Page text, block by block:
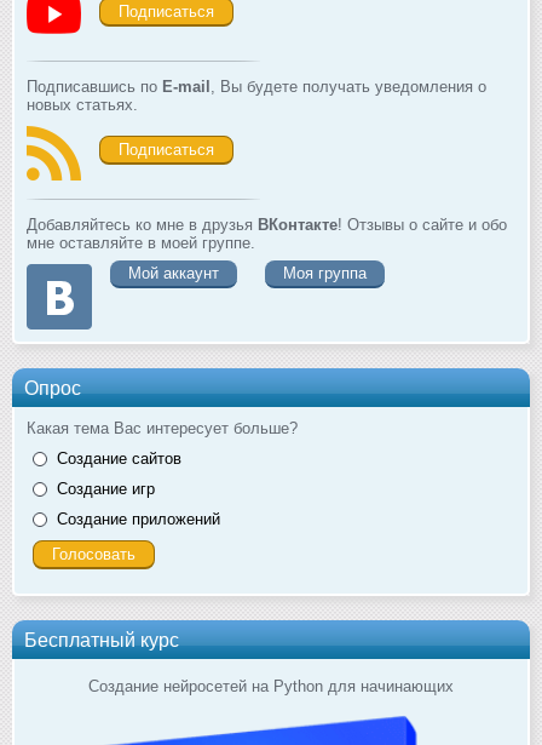
Подписаться
Подписавшись по E-mail
, Вы будете получать уведомления о
новых статьях.
Подписаться
Добавляйтесь ко мне в друзья ВКонтакте! Отзывы о сайте и обо
мне оставляйте в моей группе.
Мой аккаунт
Моя группа
Опрос
Какая тема Вас интересует больше?
Создание сайтов
Создание игр
Создание приложений
Бесплатный курс
Создание нейросетей на Python для начинающих